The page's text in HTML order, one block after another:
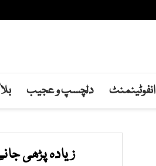
انفوٹینمنٹ دلچسپ و عجیب
زیادہ پڑھی